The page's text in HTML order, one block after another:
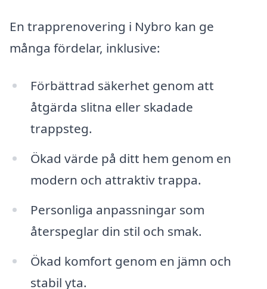
En trapprenovering i Nybro kan ge
många fördelar, inklusive:
Förbättrad säkerhet genom att
åtgärda slitna eller skadade
trappsteg.
Ökad värde på ditt hem genom en
modern och attraktiv trappa.
Personliga anpassningar som
återspeglar din stil och smak.
Ökad komfort genom en jämn och
stabil yta.